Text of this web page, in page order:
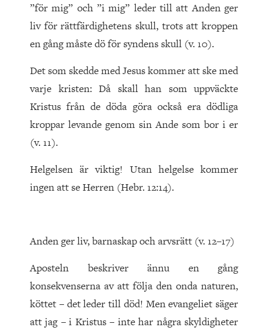
”för mig” och ”i mig” leder till att Anden ger
liv för rättfärdighetens skull, trots att kroppen
en gång måste dö för syndens skull (v. 10).
Det som skedde med Jesus kommer att ske med
varje kristen: Då skall han som uppväckte
Kristus från de döda göra också era dödliga
kroppar levande genom sin Ande som bor i er
(v. 11).
Helgelsen är viktig! Utan helgelse kommer
ingen att se Herren (Hebr. 12:14).
Anden ger liv, barnaskap och arvsrätt (v. 12–17)
Aposteln beskriver ännu en gång
konsekvenserna av att följa den onda naturen,
köttet – det leder till död! Men evangeliet säger
att jag – i Kristus – inte har några skyldigheter